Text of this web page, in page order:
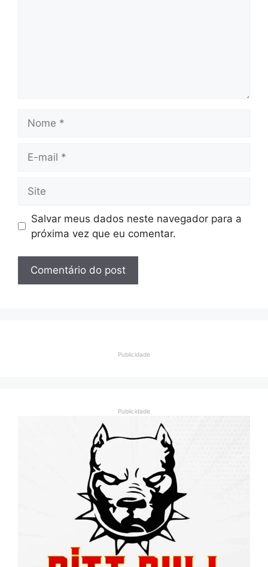
mail
Salvar meus dados neste navegador para a
próxima vez que eu comentar.
Publicidade
Publicidade